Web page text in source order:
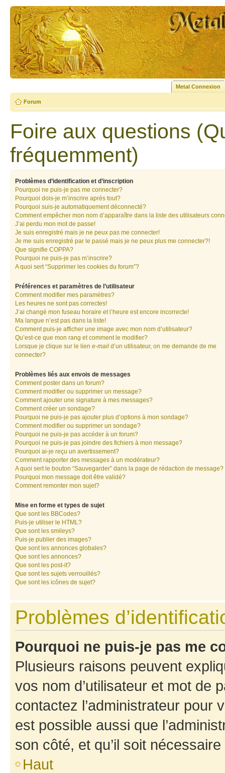
Metal Connexion
Forum
Foire aux questions
fréquemment)
Problèmes d’identification et d’inscription
Pourquoi ne puis-je pas me connecter?
Pourquoi dois-je m’inscrire après tout?
Pourquoi suis-je automatiquement déconnecté?
Comment empêcher mon nom d’apparaître dans la liste des utilisateurs
J’ai perdu mon mot de passe!
Je suis enregistré mais je ne peux pas me connecter!
Je me suis enregistré par le passé mais je ne peux plus me connecter?!
Que signifie COPPA?
Pourquoi ne puis-je pas m’inscrire?
A quoi sert “Supprimer les cookies du forum”?
Préférences et paramètres de l’utilisateur
Comment modifier mes paramètres?
Les heures ne sont pas correctes!
J’ai changé mon fuseau horaire et l’heure est encore incorrecte!
Ma langue n’est pas dans la liste!
Comment puis-je afficher une image avec mon nom d’utilisateur?
Qu’est-ce que mon rang et comment le modifier?
Lorsque je clique sur le lien e-mail d’un utilisateur, on me demande de me
connecter?
Problèmes liés aux envois de messages
Comment poster dans un forum?
Comment modifier ou supprimer un message?
Comment ajouter une signature à mes messages?
Comment créer un sondage?
Pourquoi ne puis-je pas ajouter plus d’options à mon sondage?
Comment modifier ou supprimer un sondage?
Pourquoi ne puis-je pas accéder à un forum?
Pourquoi ne puis-je pas joindre des fichiers à mon message?
Pourquoi ai-je reçu un avertissement?
Comment rapporter des messages à un modérateur?
A quoi sert le bouton “Sauvegarder” dans la page de rédaction de message?
Pourquoi mon message doit être validé?
Comment remonter mon sujet?
Mise en forme et types de sujet
Que sont les BBCodes?
Puis-je utiliser le HTML?
Que sont les smileys?
Puis-je publier des images?
Que sont les annonces globales?
Que sont les annonces?
Que sont les post-it?
Que sont les sujets verrouillés?
Que sont les icônes de sujet?
Problèmes
Pourquoi ne puis-je pas me
Plusieurs raisons peuvent
vos nom d’utilisateur et mot de
contactez l’administrateur pour
est possible aussi que
son côté, et qu’il soit
Haut